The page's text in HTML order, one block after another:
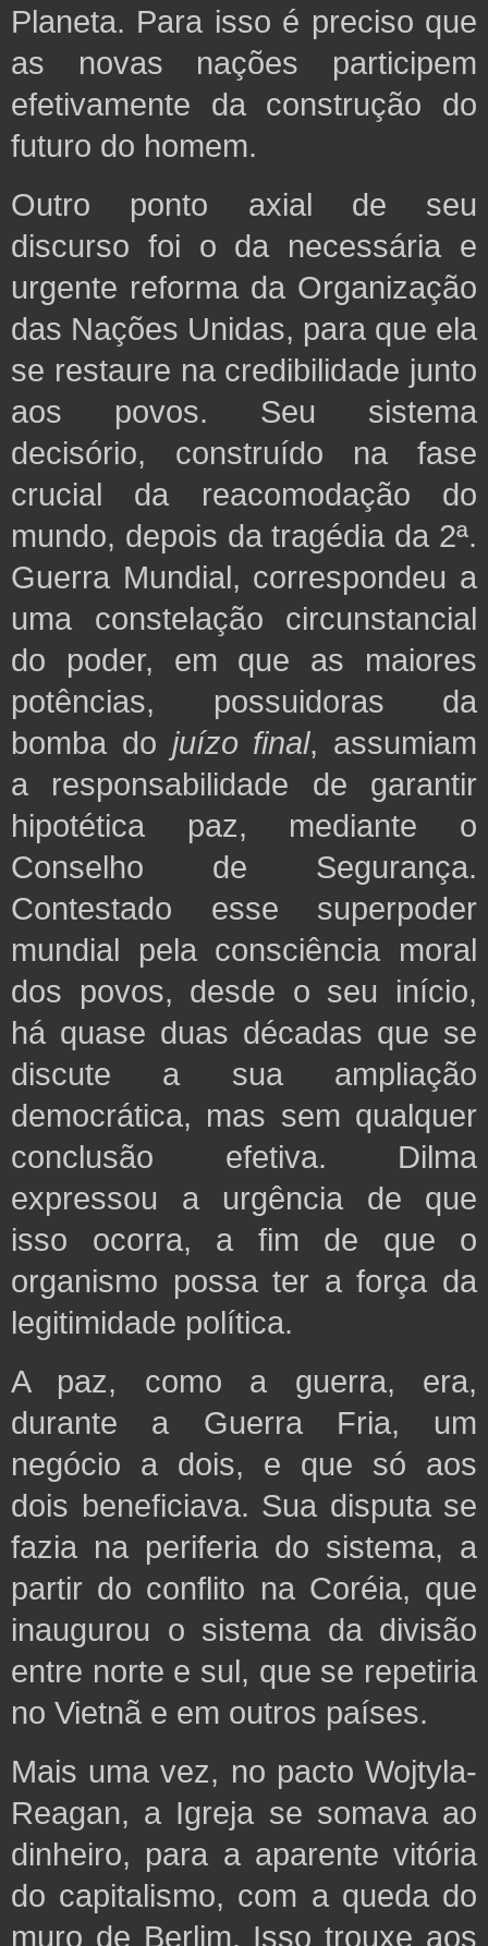
Planeta. Para isso é preciso que
as novas nações participem
efetivamente da construção do
futuro do homem.
Outro ponto axial de seu
discurso foi o da necessária e
urgente reforma da Organização
das Nações Unidas, para que ela
se restaure na credibilidade junto
aos povos. Seu sistema
decisório, construído na fase
crucial da reacomodação do
mundo, depois da tragédia da 2ª.
Guerra Mundial, correspondeu a
uma constelação circunstancial
do poder, em que as maiores
potências, possuidoras da
bomba do juízo final, assumiam
a responsabilidade de garantir
hipotética paz,
mediante o
Conselho de Segurança.
Contestado esse superpoder
mundial pela consciência moral
dos povos, desde o seu início,
há quase duas décadas que se
discute a sua ampliação
democrática, mas sem qualquer
conclusão efetiva. Dilma
expressou a urgência de que
isso ocorra, a fim de que o
organismo possa ter a força da
legitimidade política.
A paz, como a guerra, era,
durante a Guerra Fria, um
negócio a dois, e que só aos
dois beneficiava. Sua disputa se
fazia na periferia do sistema, a
partir do conflito na Coréia, que
inaugurou o sistema da divisão
entre norte e sul, que se repetiria
no Vietnã e em outros países.
Mais uma vez, no pacto Wojtyla-
Reagan, a Igreja se somava ao
dinheiro, para a aparente vitória
do capitalismo, com a queda do
muro de Berlim. Isso trouxe aos